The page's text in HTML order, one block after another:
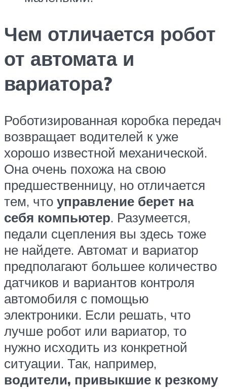
Чем отличается робот
от автомата и
вариатора?
Роботизированная коробка передач
возвращает водителей к уже
хорошо известной механической.
Она очень похожа на свою
предшественницу, но отличается
тем, что управление берет на
себя компьютер. Разумеется,
педали сцепления вы здесь тоже
не найдете. Автомат и вариатор
предполагают большее количество
датчиков и вариантов контроля
автомобиля с помощью
электроники. Если решать, что
лучше робот или вариатор, то
нужно исходить из конкретной
ситуации. Так, например,
водители, привыкшие к резкому